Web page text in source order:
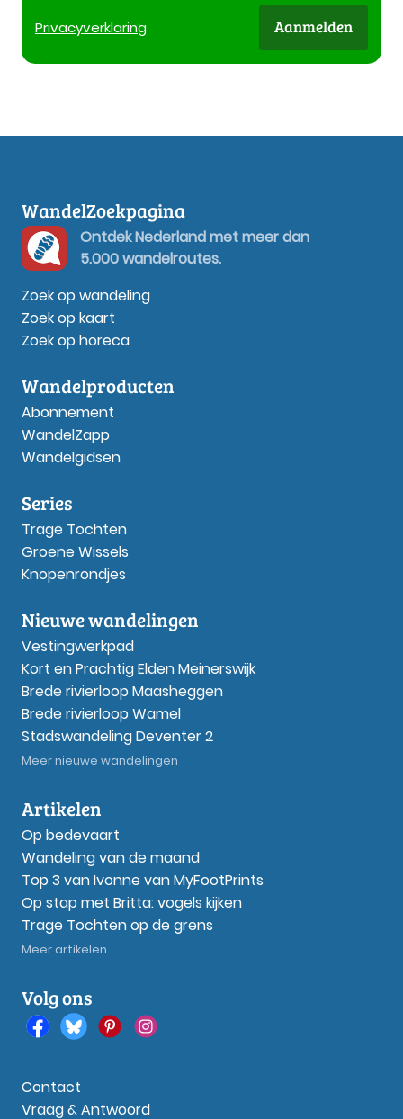
Privacyverklaring Aanmelden
WandelZoekpagina
Ontdek Nederland met meer dan
5.000 wandelroutes.
Zoek op wandeling
Zoek op kaart
Zoek op horeca
Wandelproducten
Abonnement
WandelZapp
Wandelgidsen
Series
Trage Tochten
Groene Wissels
Knopenrondjes
Nieuwe wandelingen
Vestingwerkpad
Kort en Prachtig Elden Meinerswijk
Brede rivierloop Maasheggen
Brede rivierloop Wamel
Stadswandeling Deventer 2
Meer nieuwe wandelingen
Artikelen
Op bedevaart
Wandeling van de maand
Top 3 van Ivonne van MyFootPrints
Op stap met Britta: vogels kijken
Trage Tochten op de grens
Meer artikelen...
Volg ons
Contact
Vraag & Antwoord